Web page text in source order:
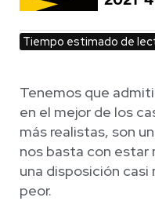
Tiempo estimado de
Tenemos que
en el mejor de los
más realistas, son
nos basta con estar
una disposición
peor.